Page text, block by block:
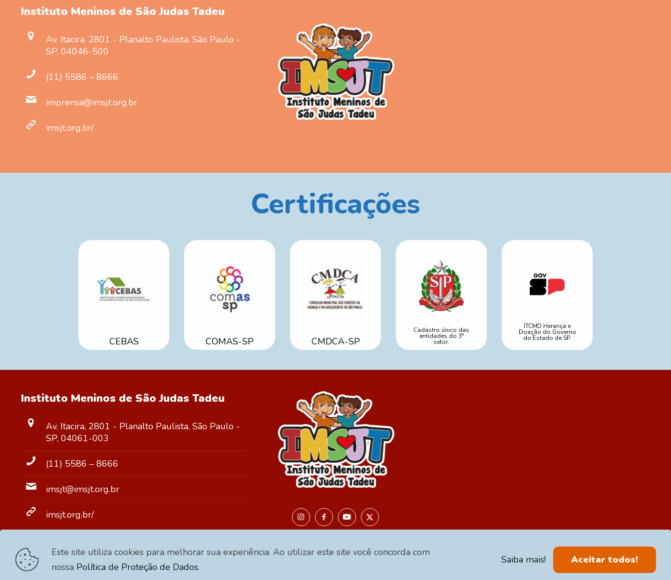
Instituto Meninos de São Judas Tadeu
Av. Itacira, 2801 - Planalto Paulista, São Paulo -
SP, 04046-500
(11) 5586 – 8666
imprensa@imsjt.org.br
imsjt.org.br/
Certificações
CEBAS COMAS-SP CMDCA-SP
Cadastro único das
entidades do 3°
setor.
ITCMD Herança e
Doação do Governo
do Estado de SP.
Instituto Meninos de São Judas Tadeu
Av. Itacira, 2801 - Planalto Paulista, São Paulo -
SP, 04061-003
(11) 5586 – 8666
imsjt@imsjt.org.br
imsjt.org.br/
© 2024 Copyright | IMSJT - Instituto Meninos de São Judas Tadeu | Todos os direitos reservados | by Agência Eclésia
Este site utiliza cookies para melhorar sua experiência. Ao utilizar este site você concorda com
nossa Política de Proteção de Dados.
Saiba mais! Aceitar todos!